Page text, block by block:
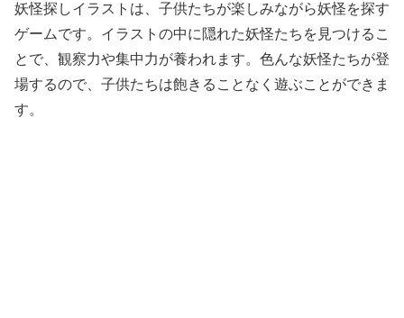
妖怪探しイラストは、子供たちが楽しみながら妖怪を探す
ゲームです。イラストの中に隠れた妖怪たちを見つけるこ
とで、観察力や集中力が養われます。色んな妖怪たちが登
場するので、子供たちは飽きることなく遊ぶことができま
す。